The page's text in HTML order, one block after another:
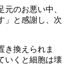
のお悪い中、
」と感謝し、次
き換えられま
いくと細胞は壊